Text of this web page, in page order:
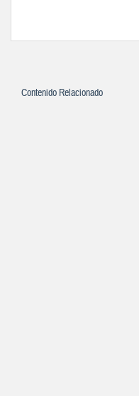
Contenido Relacionado